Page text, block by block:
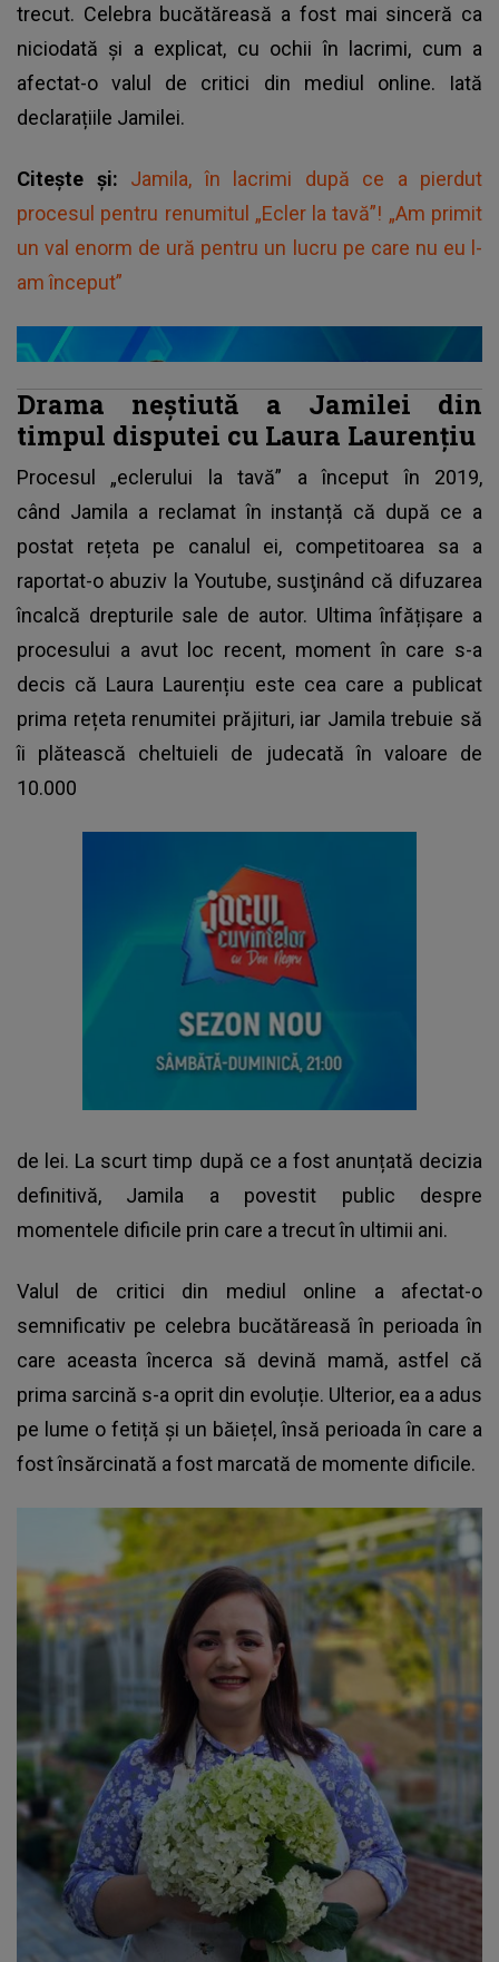
trecut. Celebra bucătăreasă a fost mai sinceră ca
niciodată și a explicat, cu ochii în lacrimi, cum a
afectat-o valul de critici din mediul online. Iată
declarațiile Jamilei.
Citește și: Jamila, în lacrimi după ce a pierdut
procesul pentru renumitul „Ecler la tavă”! „Am primit
un val enorm de ură pentru un lucru pe care nu eu l-
am început”
Drama neștiută a Jamilei din
timpul disputei cu Laura Laurențiu
Procesul „eclerului la tavă” a început în 2019,
când Jamila a reclamat în instanță că după ce a
postat rețeta pe canalul ei, competitoarea sa a
raportat-o abuziv la Youtube, susţinând că difuzarea
încalcă drepturile sale de autor. Ultima înfățișare a
procesului a avut loc recent, moment în care s-a
decis că Laura Laurențiu este cea care a publicat
prima rețeta renumitei prăjituri, iar Jamila trebuie să
îi plătească cheltuieli de judecată în valoare de
10.000
de lei. La scurt timp după ce a fost anunțată decizia
definitivă, Jamila a povestit public despre
momentele dificile prin care a trecut în ultimii ani.
Valul de critici din mediul online a afectat-o
semnificativ pe celebra bucătăreasă în perioada în
care aceasta încerca să devină mamă, astfel că
prima sarcină s-a oprit din evoluție. Ulterior, ea a adus
pe lume o fetiță și un băiețel, însă perioada în care a
fost însărcinată a fost marcată de momente dificile.